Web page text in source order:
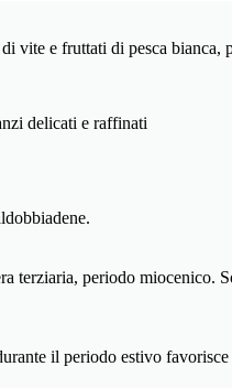
e fruttati di pesca
delicati e raffinati
periodo miocenico.
il periodo estivo